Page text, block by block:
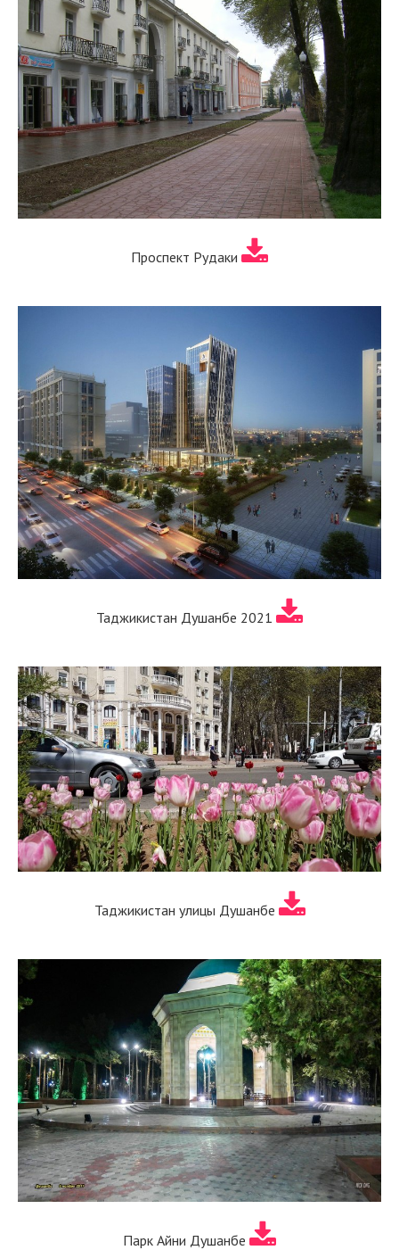
Проспект Рудаки
Таджикистан Душанбе 2021
Таджикистан улицы Душанбе
Парк Айни Душанбе